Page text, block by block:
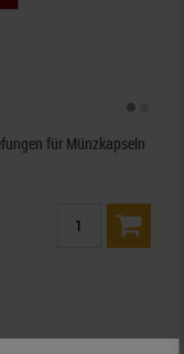
für Münzkapseln